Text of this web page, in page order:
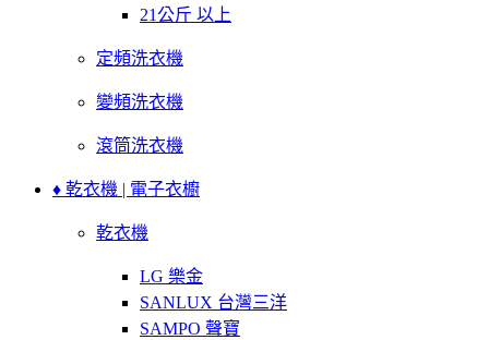
21公斤 以上
定頻洗衣機
變頻洗衣機
滾筒洗衣機
♦ 乾衣機 | 電子衣櫥
乾衣機
LG 樂金
SANLUX 台灣三洋
SAMPO 聲寶